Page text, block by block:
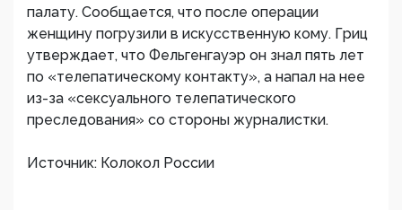
палату. Сообщается, что после операции
женщину погрузили в искусственную кому. Гриц
утверждает, что Фельгенгауэр он знал пять лет
по «телепатическому контакту», а напал на нее
из-за «сексуального телепатического
преследования» со стороны журналистки.
Источник: Колокол России